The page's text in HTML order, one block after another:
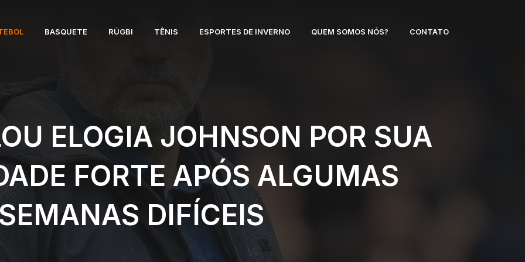
BASQUETE RÚGBI TÊNIS ESPORTES DE INVERNO QUEM SOMOS NÓS? CONTATO
ELOGIA JOHNSON POR SUA
FORTE APÓS ALGUMAS
SEMANAS DIFÍCEIS